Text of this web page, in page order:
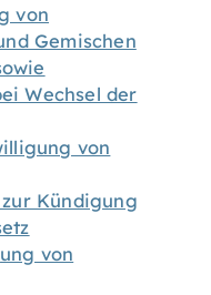
von
Gemischen
Wechsel der
von
Kündigung
von